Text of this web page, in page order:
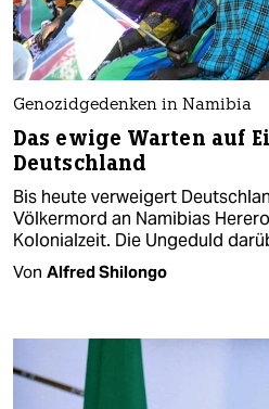
Genozidgedenken in Namibia
Das ewige Warten auf
Deutschland
Bis heute verweigert
Völkermord an Namibias
Kolonialzeit. Die Ungeduld
Von Alfred Shilongo